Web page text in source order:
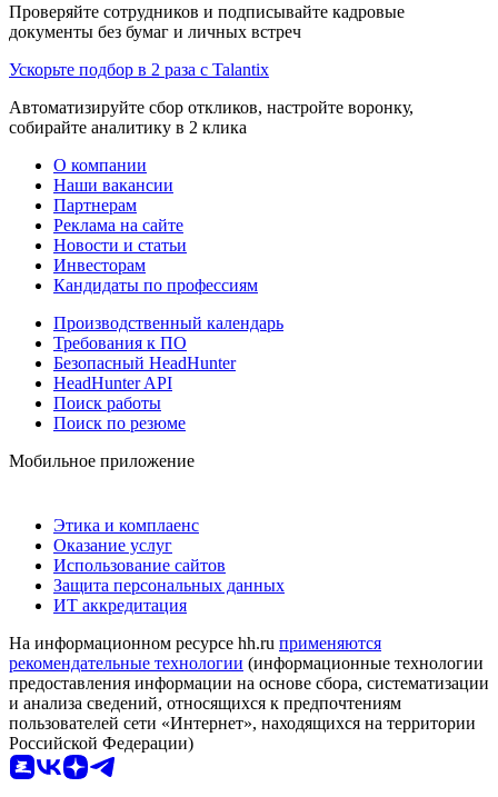
Проверяйте сотрудников и подписывайте кадровые
документы без бумаг и личных встреч
Ускорьте подбор в 2 раза с Talantix
Автоматизируйте сбор откликов, настройте воронку,
собирайте аналитику в 2 клика
О компании
Наши вакансии
Партнерам
Реклама на сайте
Новости и статьи
Инвесторам
Кандидаты по профессиям
Производственный календарь
Требования к ПО
Безопасный HeadHunter
HeadHunter API
Поиск работы
Поиск по резюме
Мобильное приложение
Этика и комплаенс
Оказание услуг
Использование сайтов
Защита персональных данных
ИТ аккредитация
На информационном ресурсе hh.ru применяются
рекомендательные технологии (информационные технологии
предоставления информации на основе сбора, систематизации
и анализа сведений, относящихся к предпочтениям
пользователей сети «Интернет», находящихся на территории
Российской Федерации)